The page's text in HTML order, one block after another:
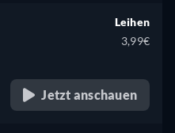
Leihen
3,99€
Jetzt anschauen